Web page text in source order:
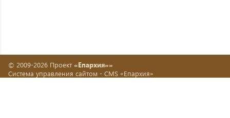
© 2009-2026 Проект «Епархия»»
Система управления сайтом - CMS «Епархия»